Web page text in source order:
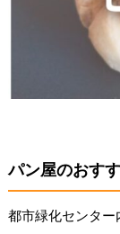
パン屋のおす
都市緑化センタ